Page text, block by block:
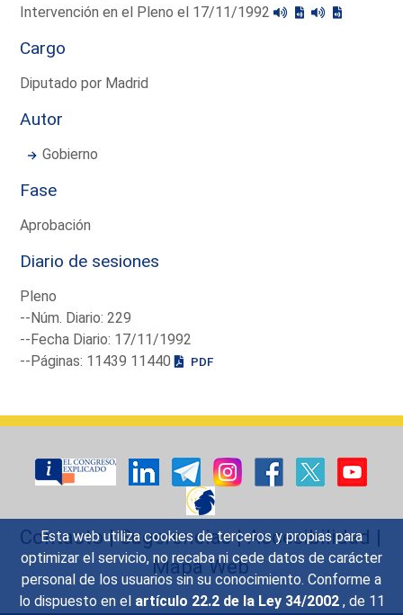
Esta web utiliza cookies de terceros y propias para
optimizar el servicio, no recaba ni cede datos de carácter
personal de los usuarios sin su conocimiento. Conforme a
lo dispuesto en el artículo 22.2 de la Ley 34/2002 , de 11
Intervención en el Pleno el 17/11/1992
Cargo
Diputado por Madrid
Autor
Gobierno
Fase
Aprobación
Diario de sesiones
Pleno
--Núm. Diario: 229
--Fecha Diario: 17/11/1992
--Páginas: 11439 11440
PDF
Contacto|Sugerencias|Accesibilidad |
Mapa Web